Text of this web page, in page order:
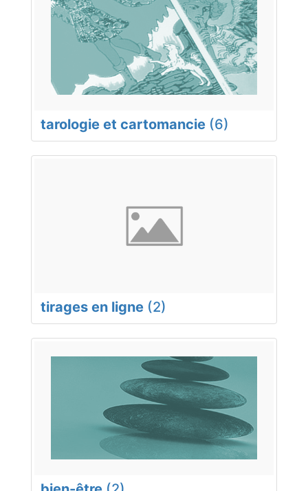
tarologie et cartomancie (6)
tirages en ligne (2)